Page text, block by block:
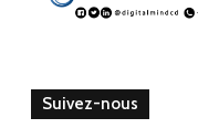
Suivez-nous